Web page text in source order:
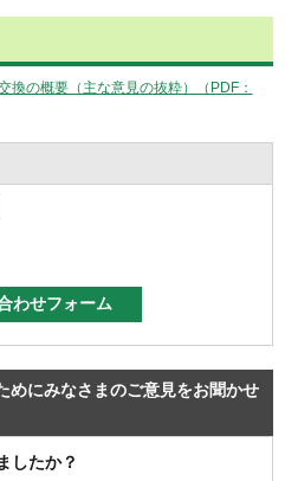
換の概要（主な意見の抜粋）（PDF：
めにみなさまのご意見をお聞かせ
したか？